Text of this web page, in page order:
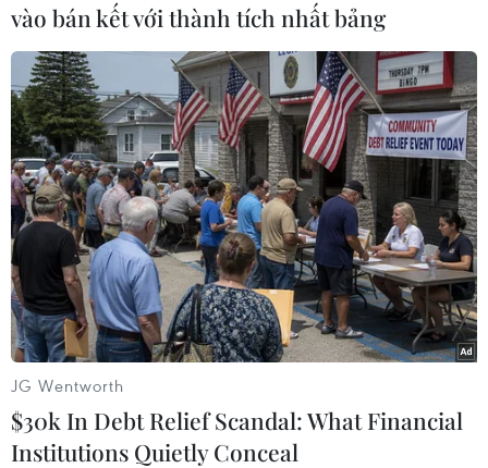
thống Iran gặp nạn: Liên
lạc được với phi hành
đoàn
Giới chức Iran đã liên lạc được với một thành viên
của phái đoàn tháp tùng Tổng thống Iran Ebrahim
Raisi và một trong những thành viên phi hành
đoàn trên chiếc trực thăng gặp nạn ở Đông
Azarbaijan.
(Vietnam+)
vào bán kết với thành tích nhất bảng
JG Wentworth
$30k In Debt Relief Scandal: What Financial
Institutions Quietly Conceal